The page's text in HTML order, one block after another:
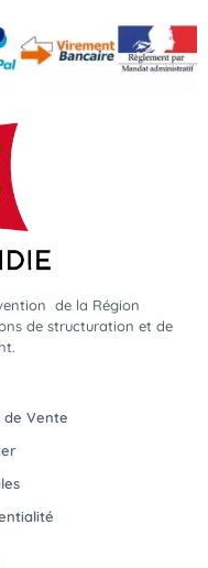
de la Région
de structuration et de
de Vente